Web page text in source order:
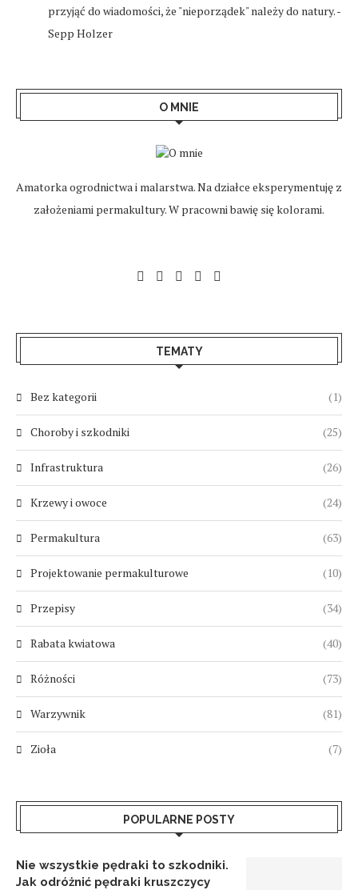
przyjąć do wiadomości, że "nieporządek" należy do natury. -
Sepp Holzer
O MNIE
Amatorka ogrodnictwa i malarstwa. Na działce eksperymentuję z
założeniami permakultury. W pracowni bawię się kolorami.
TEMATY
Bez kategorii (1)
Choroby i szkodniki (25)
Infrastruktura (26)
Krzewy i owoce (24)
Permakultura (63)
Projektowanie permakulturowe (10)
Przepisy (34)
Rabata kwiatowa (40)
Różności (73)
Warzywnik (81)
Zioła (7)
POPULARNE POSTY
Nie wszystkie pędraki to szkodniki.
Jak odróżnić pędraki kruszczycy